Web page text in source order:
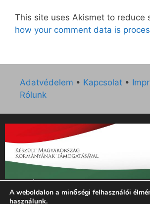
This site uses Akismet to reduce
how your comment data is
Adatvédelem • Kapcsolat •
Rólunk
„Az Új Ember katolikus hetilap 2014.
támogatását az EGYH-KCP-14-P-
A weboldalon a minőségi felhasználói
használunk.